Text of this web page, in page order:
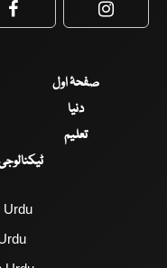
Facebook
صفحۂ اول
دنیا
تعلیم
Urdu